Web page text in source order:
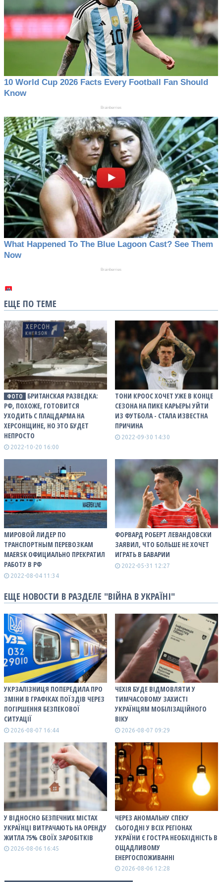
ЕЩЕ ПО ТЕМЕ
ФОТО
БРИТАНСКАЯ РАЗВЕДКА:
РФ, ПОХОЖЕ, ГОТОВИТСЯ
УХОДИТЬ С ПЛАЦДАРМА НА
ХЕРСОНЩИНЕ, НО ЭТО БУДЕТ
НЕПРОСТО
2022-10-20 16:00
ТОНИ КРООС ХОЧЕТ УЖЕ В КОНЦЕ
СЕЗОНА НА ПИКЕ КАРЬЕРЫ УЙТИ
ИЗ ФУТБОЛА - СТАЛА ИЗВЕСТНА
ПРИЧИНА
2022-09-30 14:30
МИРОВОЙ ЛИДЕР ПО
ТРАНСПОРТНЫМ ПЕРЕВОЗКАМ
MAERSK ОФИЦИАЛЬНО ПРЕКРАТИЛ
РАБОТУ В РФ
2022-08-04 11:34
ФОРВАРД РОБЕРТ ЛЕВАНДОВСКИ
ЗАЯВИЛ, ЧТО БОЛЬШЕ НЕ ХОЧЕТ
ИГРАТЬ В БАВАРИИ
2022-05-31 12:27
ЕЩЕ НОВОСТИ В РАЗДЕЛЕ "ВІЙНА В УКРАЇНІ"
УКРЗАЛІЗНИЦЯ ПОПЕРЕДИЛА ПРО
ЗМІНИ В ГРАФІКАХ ПОЇЗДІВ ЧЕРЕЗ
ПОГІРШЕННЯ БЕЗПЕКОВОЇ
СИТУАЦІЇ
2026-08-07 16:44
ЧЕХІЯ БУДЕ ВІДМОВЛЯТИ У
ТИМЧАСОВОМУ ЗАХИСТІ
УКРАЇНЦЯМ МОБІЛІЗАЦІЙНОГО
ВІКУ
2026-08-07 09:29
У ВІДНОСНО БЕЗПЕЧНИХ МІСТАХ
УКРАЇНЦІ ВИТРАЧАЮТЬ НА ОРЕНДУ
ЖИТЛА 75% СВОЇХ ЗАРОБІТКІВ
2026-08-06 16:45
ЧЕРЕЗ АНОМАЛЬНУ СПЕКУ
СЬОГОДНІ У ВСІХ РЕГІОНАХ
УКРАЇНИ Є ГОСТРА НЕОБХІДНІСТЬ В
ОЩАДЛИВОМУ
ЕНЕРГОСПОЖИВАННІ
2026-08-06 12:28